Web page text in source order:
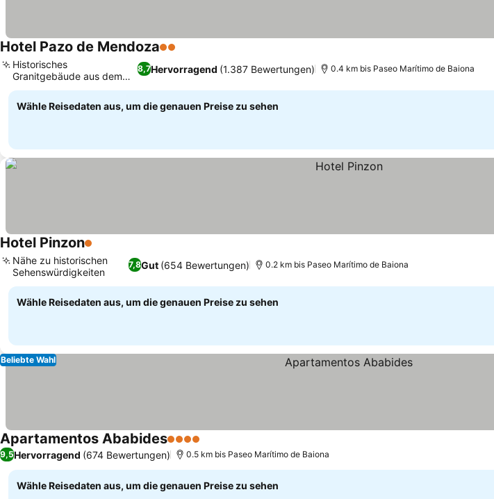
Hotel Pazo de Mendoza2 Sterne
8,7Hervorragend (1.387 Bewertungen)
Historisches
Granitgebäude aus dem
18. Jahrhundert
0.4 km bis Paseo Marítimo de Baiona
Wähle Reisedaten aus, um die genauen Preise zu sehen
Hotel Pinzon1 Sterne
7,8Gut (654 Bewertungen)
Nähe zu historischen
Sehenswürdigkeiten
0.2 km bis Paseo Marítimo de Baiona
Wähle Reisedaten aus, um die genauen Preise zu sehen
Beliebte Wahl
Apartamentos Ababides4 Sterne
9,5Hervorragend (674 Bewertungen) 0.5 km bis Paseo Marítimo de Baiona
Wähle Reisedaten aus, um die genauen Preise zu sehen